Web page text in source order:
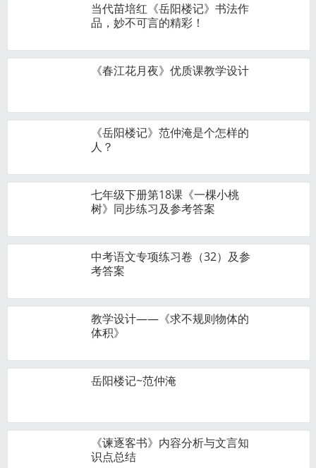
当代苗培红《岳阳楼记》书法作
品，妙不可言的精彩！
《春江花月夜》优质课教学设计
《岳阳楼记》范仲淹是个怎样的
人？
七年级下册第18课《一棵小桃
树》同步练习及参考答案
中考语文专项练习卷（32）及参
考答案
教学设计——《求不规则物体的
体积》
岳阳楼记~范仲淹
《谏逐客书》内容分析与文言知
识点总结